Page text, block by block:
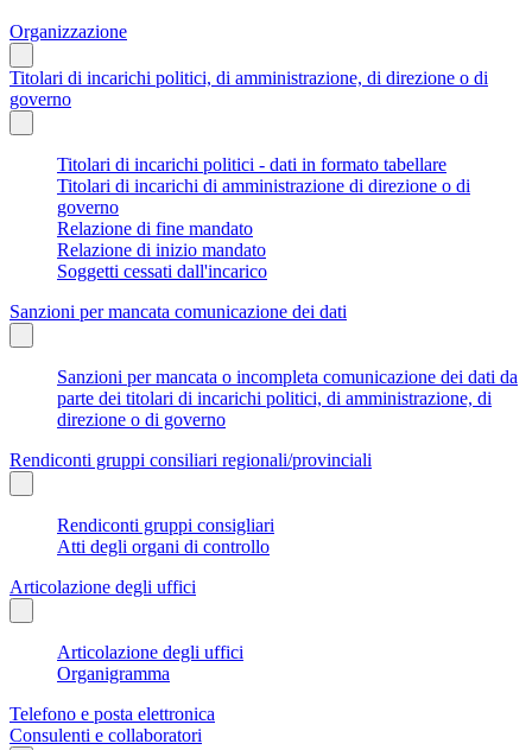
Organizzazione
Titolari di incarichi politici, di amministrazione, di direzione o di
governo
Titolari di incarichi politici - dati in formato tabellare
Titolari di incarichi di amministrazione di direzione o di
governo
Relazione di fine mandato
Relazione di inizio mandato
Soggetti cessati dall'incarico
Sanzioni per mancata comunicazione dei dati
Sanzioni per mancata o incompleta comunicazione dei dati da
parte dei titolari di incarichi politici, di amministrazione, di
direzione o di governo
Rendiconti gruppi consiliari regionali/provinciali
Rendiconti gruppi consigliari
Atti degli organi di controllo
Articolazione degli uffici
Articolazione degli uffici
Organigramma
Telefono e posta elettronica
Consulenti e collaboratori